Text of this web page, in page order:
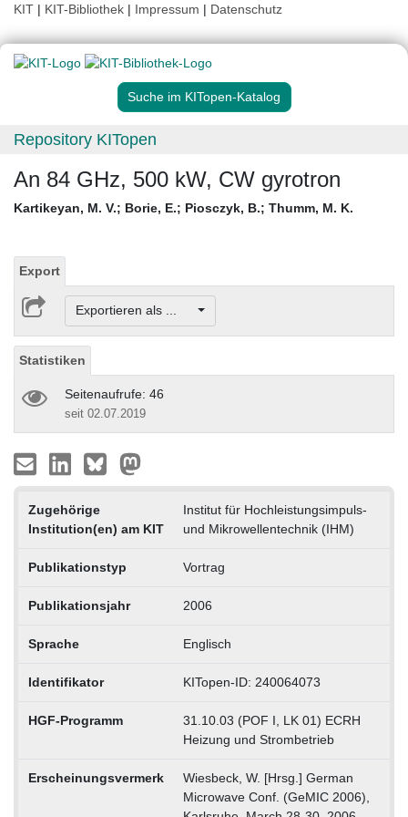
KIT | KIT-Bibliothek | Impressum | Datenschutz
Suche im KITopen-Katalog
Repository KITopen
An 84 GHz, 500 kW, CW gyrotron
Kartikeyan, M. V.; Borie, E.; Piosczyk, B.; Thumm, M. K.
Export
Exportieren als ...
Statistiken
Seitenaufrufe: 46
seit 02.07.2019
Zugehörige
Institution(en) am KIT
Institut für Hochleistungsimpuls-
und Mikrowellentechnik (IHM)
Publikationstyp Vortrag
Publikationsjahr 2006
Sprache Englisch
Identifikator KITopen-ID: 240064073
HGF-Programm
31.10.03 (POF I, LK 01) ECRH
Heizung und Strombetrieb
Erscheinungsvermerk
Wiesbeck, W. [Hrsg.] German
Microwave Conf. (GeMIC 2006),